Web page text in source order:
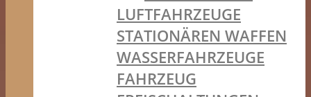
LUFTFAHRZEUGE
STATIONÄREN WAFFEN
WASSERFAHRZEUGE
FAHRZEUG